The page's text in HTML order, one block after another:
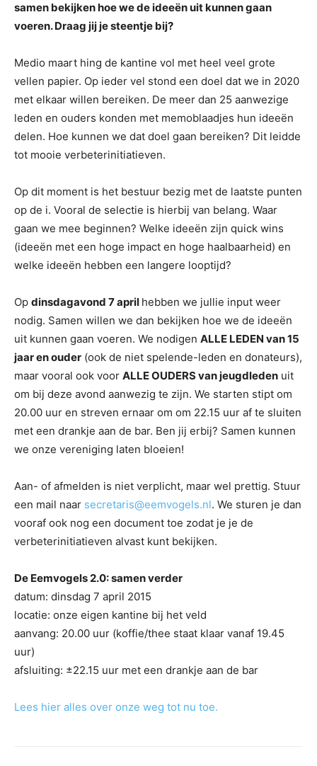
samen bekijken hoe we de ideeën uit kunnen gaan
voeren. Draag jij je steentje bij?
Medio maart hing de kantine vol met heel veel grote
vellen papier. Op ieder vel stond een doel dat we in 2020
met elkaar willen bereiken. De meer dan 25 aanwezige
leden en ouders konden met memoblaadjes hun ideeën
delen. Hoe kunnen we dat doel gaan bereiken? Dit leidde
tot mooie verbeterinitiatieven.
Op dit moment is het bestuur bezig met de laatste punten
op de i. Vooral de selectie is hierbij van belang. Waar
gaan we mee beginnen? Welke ideeën zijn quick wins
(ideeën met een hoge impact en hoge haalbaarheid) en
welke ideeën hebben een langere looptijd?
Op dinsdagavond 7 april hebben we jullie input weer
nodig. Samen willen we dan bekijken hoe we de ideeën
uit kunnen gaan voeren. We nodigen ALLE LEDEN van 15
jaar en ouder (ook de niet spelende-leden en donateurs),
maar vooral ook voor ALLE OUDERS van jeugdleden uit
om bij deze avond aanwezig te zijn. We starten stipt om
20.00 uur en streven ernaar om om 22.15 uur af te sluiten
met een drankje aan de bar. Ben jij erbij? Samen kunnen
we onze vereniging laten bloeien!
Aan- of afmelden is niet verplicht, maar wel prettig. Stuur
een mail naar secretaris@eemvogels.nl. We sturen je dan
vooraf ook nog een document toe zodat je je de
verbeterinitiatieven alvast kunt bekijken.
De Eemvogels 2.0: samen verder
datum: dinsdag 7 april 2015
locatie: onze eigen kantine bij het veld
aanvang: 20.00 uur (koffie/thee staat klaar vanaf 19.45
uur)
afsluiting: ±22.15 uur met een drankje aan de bar
Lees hier alles over onze weg tot nu toe.